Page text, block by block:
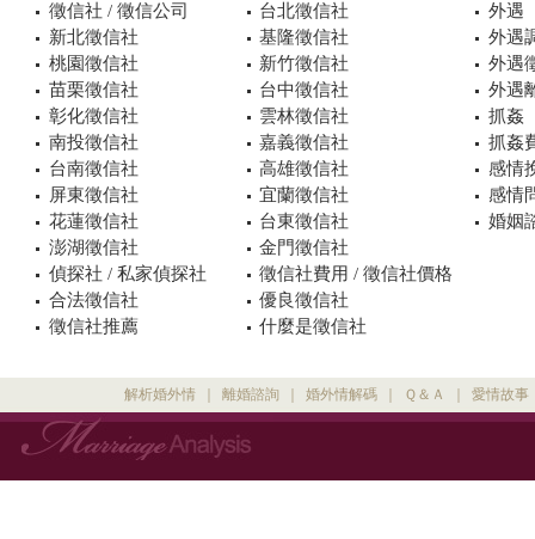
徵信社 / 徵信公司
台北徵信社
新北徵信社
基隆徵信社
桃園徵信社
新竹徵信社
苗栗徵信社
台中徵信社
彰化徵信社
雲林徵信社
南投徵信社
嘉義徵信社
台南徵信社
高雄徵信社
屏東徵信社
宜蘭徵信社
花蓮徵信社
台東徵信社
澎湖徵信社
金門徵信社
偵探社 / 私家偵探社
徵信社費用 / 徵信社價格
合法徵信社
優良徵信社
徵信社推薦
什麼是徵信社
外遇
外遇
外遇
外遇
抓姦
抓姦
感情
感情
婚姻
解析婚外情 離婚諮詢 婚外情解碼 Ｑ＆Ａ 愛情故事